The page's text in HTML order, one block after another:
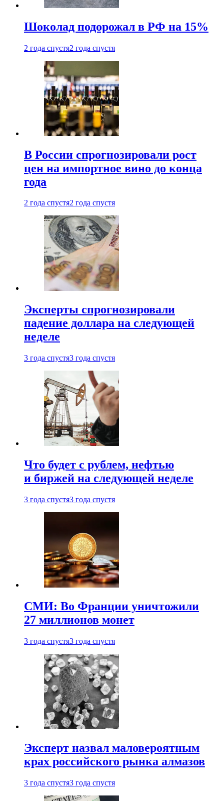
Шоколад подорожал в РФ на 15%
2 года спустя2 года спустя
В России спрогнозировали рост
цен на импортное вино до конца
года
2 года спустя2 года спустя
Эксперты спрогнозировали
падение доллара на следующей
неделе
3 года спустя3 года спустя
Что будет с рублем, нефтью
и биржей на следующей неделе
3 года спустя3 года спустя
СМИ: Во Франции уничтожили
27 миллионов монет
3 года спустя3 года спустя
Эксперт назвал маловероятным
крах российского рынка алмазов
3 года спустя3 года спустя